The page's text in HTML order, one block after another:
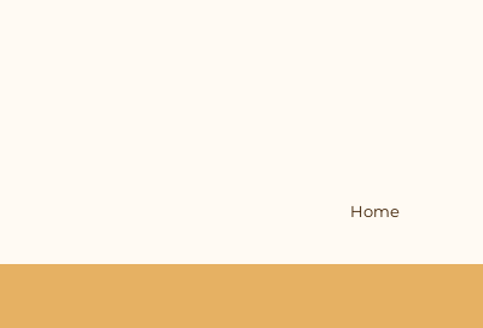
Home